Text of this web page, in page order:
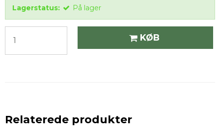
Lagerstatus: På lager
KØB
Relaterede produkter